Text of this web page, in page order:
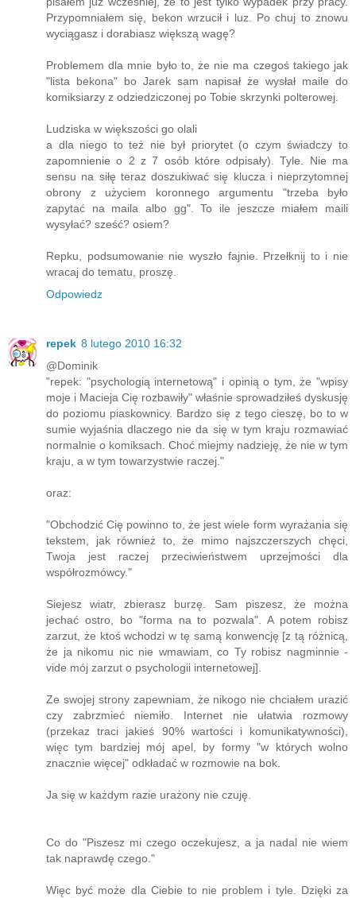
Przypomniałem się, bekon wrzucił i luz. Po chuj to znowu
wyciągasz i dorabiasz większą wagę?
Problemem dla mnie było to, że nie ma czegoś takiego jak
"lista bekona" bo Jarek sam napisał że wysłał maile do
komiksiarzy z odziedziczonej po Tobie skrzynki polterowej.
Ludziska w większości go olali
a dla niego to też nie był priorytet (o czym świadczy to
zapomnienie o 2 z 7 osób które odpisały). Tyle. Nie ma
sensu na siłę teraz doszukiwać się klucza i nieprzytomnej
obrony z użyciem koronnego argumentu "trzeba było
zapytać na maila albo gg". To ile jeszcze miałem maili
wysyłać? sześć? osiem?
Repku, podsumowanie nie wyszło fajnie. Przełknij to i nie
wracaj do tematu, proszę.
Odpowiedz
repek 8 lutego 2010 16:32
@Dominik
"repek: "psychologią internetową" i opinią o tym, że "wpisy
moje i Macieja Cię rozbawiły" właśnie sprowadziłeś dyskusję
do poziomu piaskownicy. Bardzo się z tego cieszę, bo to w
sumie wyjaśnia dlaczego nie da się w tym kraju rozmawiać
normalnie o komiksach. Choć miejmy nadzieję, że nie w tym
kraju, a w tym towarzystwie raczej."
oraz:
"Obchodzić Cię powinno to, że jest wiele form wyrażania się
tekstem, jak również to, że mimo najszczerszych chęci,
Twoja jest raczej przeciwieństwem uprzejmości dla
współrozmówcy."
Siejesz wiatr, zbierasz burzę. Sam piszesz, że można
jechać ostro, bo "forma na to pozwala". A potem robisz
zarzut, że ktoś wchodzi w tę samą konwencję [z tą różnicą,
że ja nikomu nic nie wmawiam, co Ty robisz nagminnie -
vide mój zarzut o psychologii internetowej].
Ze swojej strony zapewniam, że nikogo nie chciałem urazić
czy zabrzmieć niemiło. Internet nie ułatwia rozmowy
(przekaz traci jakieś 90% wartości i komunikatywności),
więc tym bardziej mój apel, by formy "w których wolno
znacznie więcej" odkładać w rozmowie na bok.
Ja się w każdym razie urażony nie czuję.
Co do "Piszesz mi czego oczekujesz, a ja nadal nie wiem
tak naprawdę czego."
Więc być może dla Ciebie to nie problem i tyle. Dzięki za